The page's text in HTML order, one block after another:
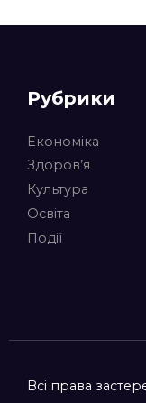
Рубрики
Економіка
Здоров’я
Культура
Освіта
Події
Всі права